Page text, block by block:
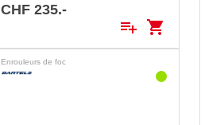
CHF 235.-
playlist_add shopping_cart
Enrouleurs de foc